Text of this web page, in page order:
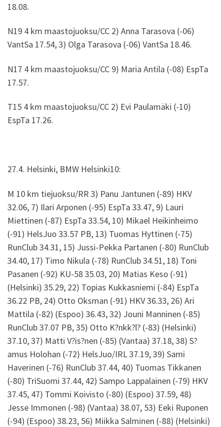
18.08.
N19 4 km maastojuoksu/CC 2) Anna Tarasova (-06)
VantSa 17.54, 3) Olga Tarasova (-06) VantSa 18.46.
N17 4 km maastojuoksu/CC 9) Maria Antila (-08) EspTa
17.57.
T15 4 km maastojuoksu/CC 2) Evi Paulamäki (-10)
EspTa 17.26.
27.4. Helsinki, BMW Helsinki10:
M 10 km tiejuoksu/RR 3) Panu Jantunen (-89) HKV
32.06, 7) Ilari Arponen (-95) EspTa 33.47, 9) Lauri
Miettinen (-87) EspTa 33.54, 10) Mikael Heikinheimo
(-91) HelsJuo 33.57 PB, 13) Tuomas Hyttinen (-75)
RunClub 34.31, 15) Jussi-Pekka Partanen (-80) RunClub
34.40, 17) Timo Nikula (-78) RunClub 34.51, 18) Toni
Pasanen (-92) KU-58 35.03, 20) Matias Keso (-91)
(Helsinki) 35.29, 22) Topias Kukkasniemi (-84) EspTa
36.22 PB, 24) Otto Oksman (-91) HKV 36.33, 26) Ari
Mattila (-82) (Espoo) 36.43, 32) Jouni Manninen (-85)
RunClub 37.07 PB, 35) Otto K?nkk?l? (-83) (Helsinki)
37.10, 37) Matti V?is?nen (-85) (Vantaa) 37.18, 38) S?
amus Holohan (-72) HelsJuo/IRL 37.19, 39) Sami
Haverinen (-76) RunClub 37.44, 40) Tuomas Tikkanen
(-80) TriSuomi 37.44, 42) Sampo Lappalainen (-79) HKV
37.45, 47) Tommi Koivisto (-80) (Espoo) 37.59, 48)
Jesse Immonen (-98) (Vantaa) 38.07, 53) Eeki Ruponen
(-94) (Espoo) 38.23, 56) Miikka Salminen (-88) (Helsinki)